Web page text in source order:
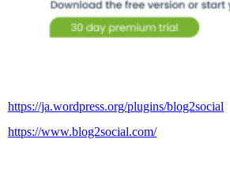
https://ja.wordpress.org/plugins/blog2social
https://www.blog2social.com/